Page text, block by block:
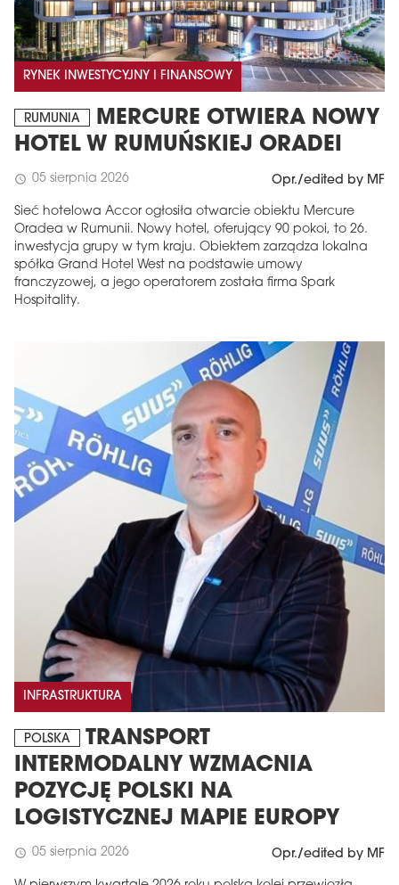
RYNEK INWESTYCYJNY I FINANSOWY
RUMUNIA
MERCURE OTWIERA NOWY
HOTEL W RUMUŃSKIEJ ORADEI
schedule 05 sierpnia 2026 Opr./edited by MF
Sieć hotelowa Accor ogłosiła otwarcie obiektu Mercure
Oradea w Rumunii. Nowy hotel, oferujący 90 pokoi, to 26.
inwestycja grupy w tym kraju. Obiektem zarządza lokalna
spółka Grand Hotel West na podstawie umowy
franczyzowej, a jego operatorem została firma Spark
Hospitality.
INFRASTRUKTURA
POLSKA
TRANSPORT
INTERMODALNY WZMACNIA
POZYCJĘ POLSKI NA
LOGISTYCZNEJ MAPIE EUROPY
schedule 05 sierpnia 2026 Opr./edited by MF